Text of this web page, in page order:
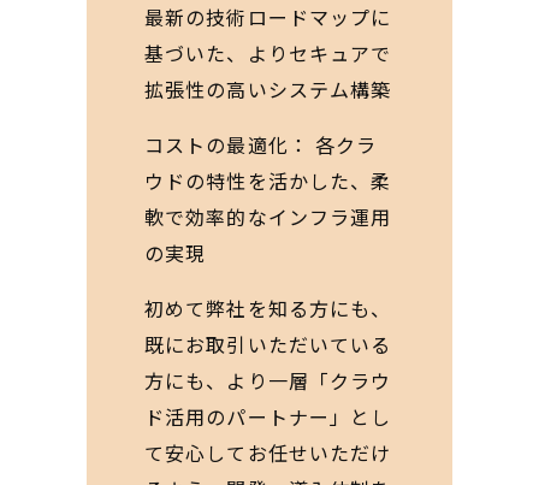
最新の技術ロードマップに
基づいた、よりセキュアで
拡張性の高いシステム構築
コストの最適化： 各クラ
ウドの特性を活かした、柔
軟で効率的なインフラ運用
の実現
初めて弊社を知る方にも、
既にお取引いただいている
方にも、より一層「クラウ
ド活用のパートナー」とし
て安心してお任せいただけ